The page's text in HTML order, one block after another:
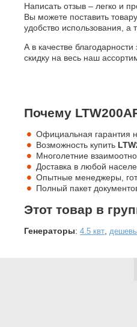
Написать отзыв – легко и
Вы можете поставить
удобство использования,
А в качестве
скидку на весь наш
Почему
Официальная гарантия
Возможность купить
Многолетние
Доставка в любой
Опытные менеджеры,
Полный пакет
Этот товар в
Генераторы: 4.5 квт,